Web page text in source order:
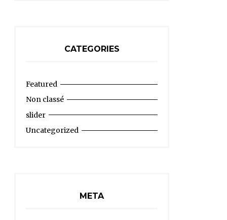
CATEGORIES
Featured
Non classé
slider
Uncategorized
META